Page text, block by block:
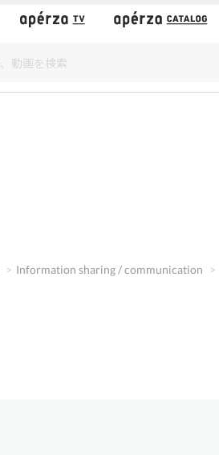
Information sharing / communication